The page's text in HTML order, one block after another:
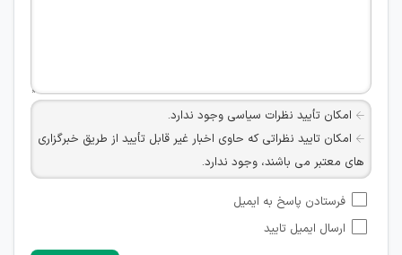
امکان تأیید نظرات سیاسی وجود ندارد.
امکان تایید نظراتی که حاوی اخبار غیر قابل تأیید از طریق خبرگزاری
های معتبر می باشند، وجود ندارد.
شبکه های مجازی ارتباطی می باشند وجود ندارد.
امکان تأیید نظرات کاربرانی که به هر طریقی قصد مأیوس کردن
فرستادن پاسخ به ایمیل
ارسال ایمیل تایید